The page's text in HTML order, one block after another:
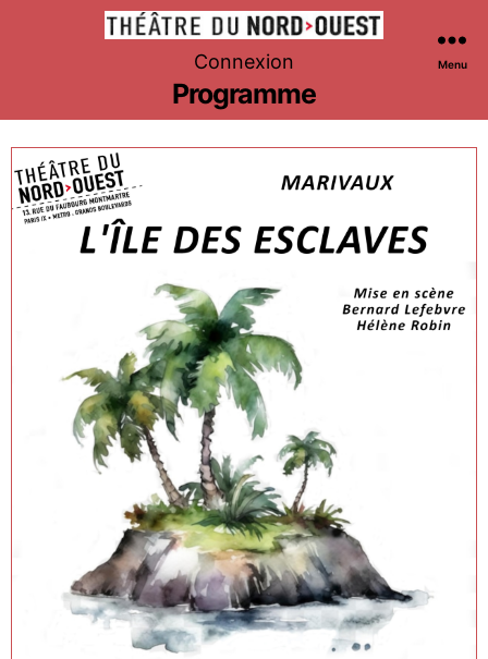
Théâtre
du
Nord-
Ouest
Connexion Menu
Programme